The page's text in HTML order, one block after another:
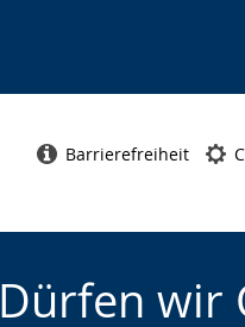
Dürfen wir
Barrierefreiheit